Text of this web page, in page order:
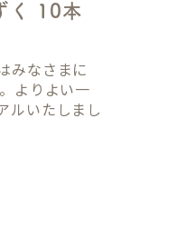
く 10本
みなさまに
よりよい一
ルいたしまし